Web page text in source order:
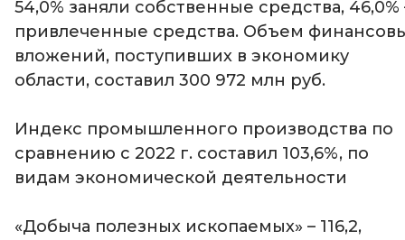
54,0% заняли собственные средства, 46,0%
привлеченные средства. Объем
вложений, поступивших в экономику
области, составил 300 972 млн руб.
Индекс промышленного производства по
сравнению с 2022 г. составил 103,6%, по
видам экономической деятельности
«Добыча полезных ископаемых» – 116,2,